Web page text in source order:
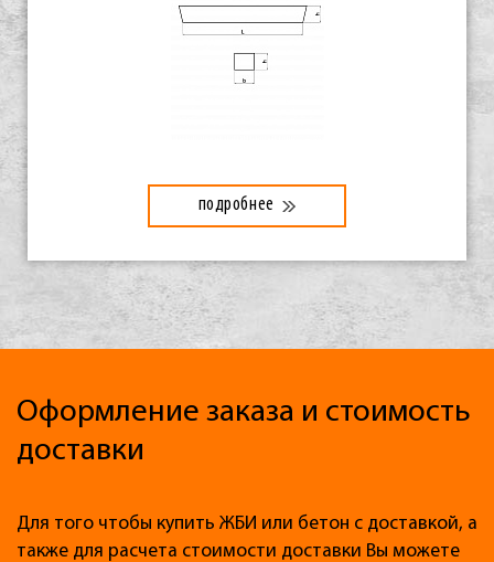
подробнее
Оформление заказа и стоимость
доставки
Для того чтобы купить ЖБИ или бетон с доставкой, а
также для расчета стоимости доставки Вы можете